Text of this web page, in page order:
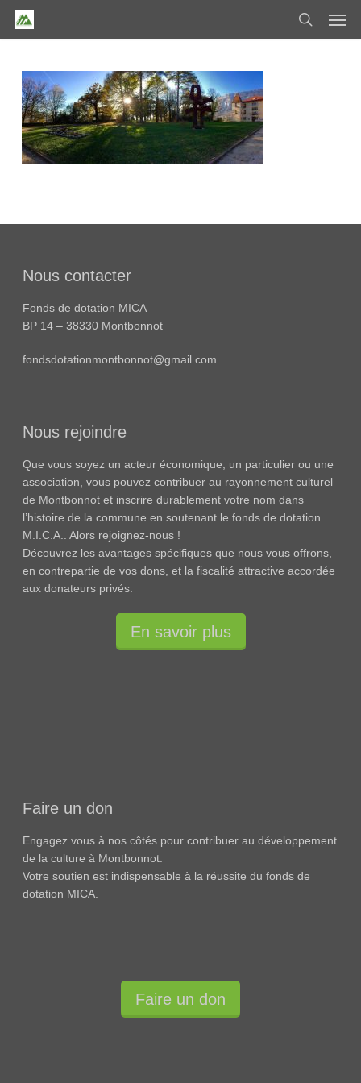
Skip
search
Nous contacter
Fonds de dotation MICA
BP 14 – 38330 Montbonnot
fondsdotationmontbonnot@gmail.com
Nous rejoindre
Que vous soyez un acteur économique, un particulier ou une
association, vous pouvez contribuer au rayonnement culturel
de Montbonnot et inscrire durablement votre nom dans
l’histoire de la commune en soutenant le fonds de dotation
M.I.C.A.. Alors rejoignez-nous !
Découvrez les avantages spécifiques que nous vous offrons,
en contrepartie de vos dons, et la fiscalité attractive accordée
aux donateurs privés.
En savoir plus
Faire un don
Engagez vous à nos côtés pour contribuer au développement
de la culture à Montbonnot.
Votre soutien est indispensable à la réussite du fonds de
dotation MICA.
Faire un don